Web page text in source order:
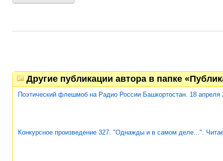
Другие публикации автора в папке
Поэтический флешмоб на Радио России Башкортостан. 18 апреля
Конкурсное произведение 327. "Однажды и в самом деле...".